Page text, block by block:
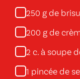
250 g de
200 g de
2 c. à soupe
1 pincée de sel